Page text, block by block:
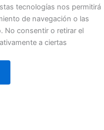
tecnologías nos permitirá
de navegación o las
No consentir o retirar el
a ciertas